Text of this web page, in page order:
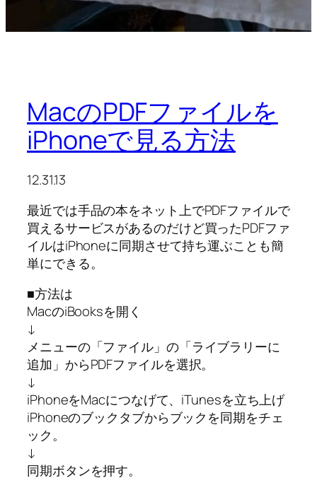
MacのPDFファイルを
iPhoneで見る方法
12.31.13
最近では手品の本をネット上でPDFファイルで
買えるサービスがあるのだけど買ったPDFファ
イルはiPhoneに同期させて持ち運ぶことも簡
単にできる。
■方法は
MacのiBooksを開く
↓
メニューの「ファイル」の「ライブラリーに
追加」からPDFファイルを選択。
↓
iPhoneをMacにつなげて、iTunesを立ち上げ
iPhoneのブックタブからブックを同期をチェ
ック。
↓
同期ボタンを押す。